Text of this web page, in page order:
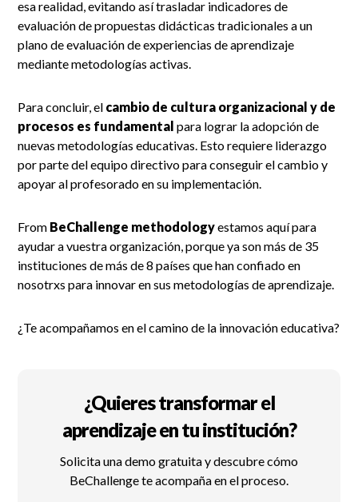
esa realidad, evitando así trasladar indicadores de
evaluación de propuestas didácticas tradicionales a un
plano de evaluación de experiencias de aprendizaje
mediante metodologías activas.
Para concluir, el cambio de cultura organizacional y de
procesos es fundamentalpara lograr la adopción de
nuevas metodologías educativas. Esto requiere liderazgo
por parte del equipo directivo para conseguir el cambio y
apoyar al profesorado en su implementación.
From BeChallenge methodologyestamos aquí para
ayudar a vuestra organización, porque ya son más de 35
instituciones de más de 8 países que han confiado en
nosotrxs para innovar en sus metodologías de aprendizaje.
¿Te acompañamos en el camino de la innovación educativa?
¿Quieres transformar el
aprendizaje en tu institución?
Solicita una demo gratuita y descubre cómo
BeChallenge te acompaña en el proceso.